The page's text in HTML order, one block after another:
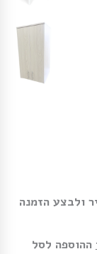
ולבצע הזמנה
ההוספה לסל